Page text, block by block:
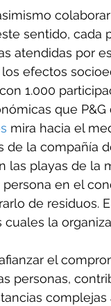
sentido,
atendidas por
efectos
1.000
que
mira hacia el
de la compañía
las playas de la
en el
de residuos.
cuales la
el
personas,